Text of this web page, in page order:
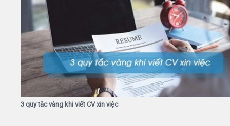
3 quy tắc vàng khi viết CV xin việc